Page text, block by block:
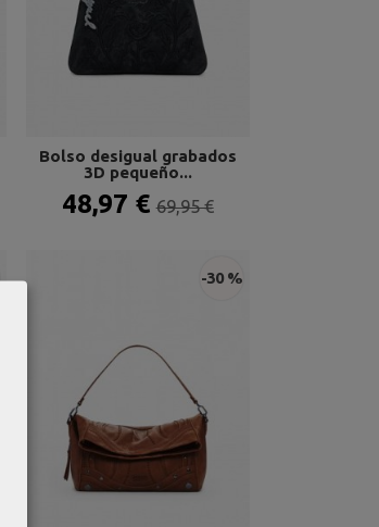
Bolso desigual grabados
3D pequeño...
48,97 €69,95 €
-30 %